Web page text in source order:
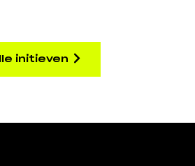
initieven